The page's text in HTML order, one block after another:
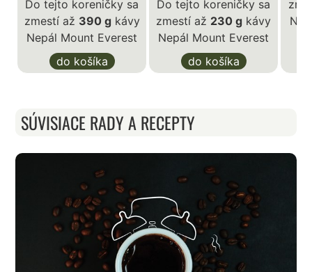
Do tejto koreničky sa
zmestí až 390 gkávy
Nepál Mount Everest
do košíka
Do tejto koreničky sa
zmestí až 230 g kávy
Nepál Mount Everest
do košíka
SÚVISIACE RADY A RECEPTY